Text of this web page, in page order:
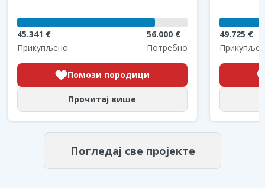
45.341 €
Прикупљено
56.000 €
Потребно
Помози породици
Прочитај више
49.725 €
Погледај све пројекте